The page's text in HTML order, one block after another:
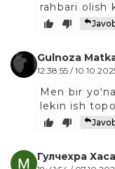
rahbari olish
Gulnoza
12:38:55 /
Men bir
lekin ish
Гулчехра